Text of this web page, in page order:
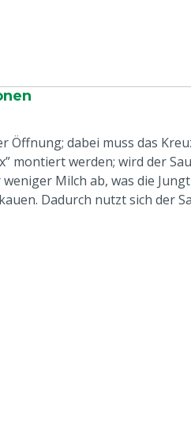
Öffnung; dabei muss das
montiert werden; wird der
Milch ab, was die
Dadurch nutzt sich der